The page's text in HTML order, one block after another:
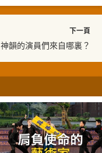
下一頁
神韻的演員們來自哪裏？